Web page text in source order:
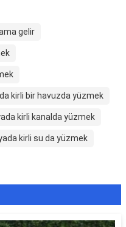
gelir
kirli bir havuzda yüzmek
kirli kanalda yüzmek
kirli su da yüzmek